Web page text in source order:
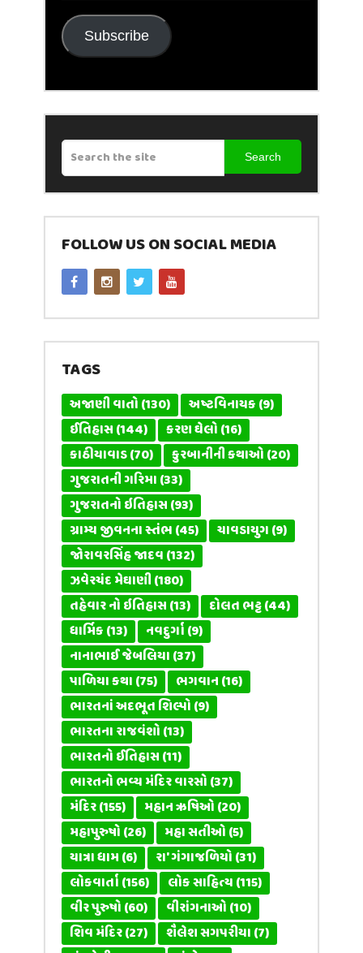
Subscribe
Search
FOLLOW US ON SOCIAL MEDIA
TAGS
અજાણી વાતો(130) અષ્ટવિનાયક(9)
ઈતિહાસ(144) કરણ ઘેલો(16)
કાઠીયાવાડ(70) કુરબાનીની કથાઓ(20)
ગુજરાતની ગરિમા(33)
ગુજરાતનો ઇતિહાસ(93)
ગ્રામ્ય જીવનના સ્તંભ(45) ચાવડાયુગ(9)
જોરાવરસિંહ જાદવ(132)
ઝવેરચંદ મેઘાણી(180)
તહેવાર નો ઇતિહાસ(13) દોલત ભટ્ટ(44)
ધાર્મિક(13) નવદુર્ગા(9)
નાનાભાઈ જેબલિયા(37)
પાળિયા કથા(75) ભગવાન(16)
ભારતનાં અદભૂત શિલ્પો(9)
ભારતના રાજવંશો(13)
ભારતનો ઈતિહાસ(11)
ભારતનો ભવ્ય મંદિર વારસો(37)
મંદિર(155) મહાન ઋષિઓ(20)
મહાપુરુષો(26) મહા સતીઓ(5)
યાત્રા ધામ(6) રા' ગંગાજળિયો(31)
લોકવાર્તા(156) લોક સાહિત્ય(115)
વીર પુરુષો(60) વીરાંગનાઓ(10)
શિવ મંદિર(27) શૈલેશ સગપરીયા(7)